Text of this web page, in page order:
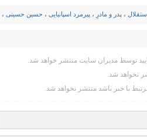
، پدر و مادرِ ، پیرمرد اسپانیایی ، حسین حسینی ،
توسط مدیران سایت منتشر خواهد شد.
نخواهد شد.
با خبر باشد منتشر نخواهد شد.